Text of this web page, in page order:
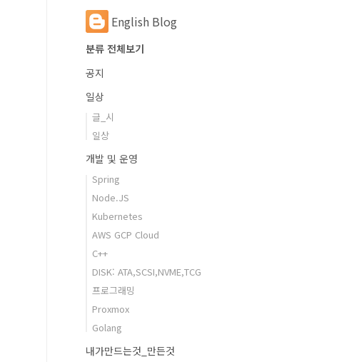
English Blog
분류 전체보기
공지
일상
글_시
일상
개발 및 운영
Spring
Node.JS
Kubernetes
AWS GCP Cloud
C++
DISK: ATA,SCSI,NVME,TCG
프로그래밍
Proxmox
Golang
내가만드는것_만든것